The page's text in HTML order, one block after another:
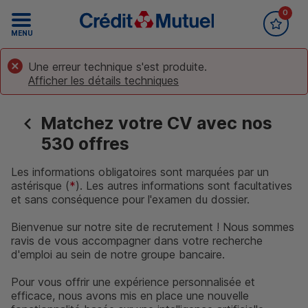
Accueil Crédit MutuelRecrutement
MENU
0
Une erreur technique s'est produite.
Afficher les détails techniques
Matchez votre CV avec nos
530 offres
Les informations obligatoires sont marquées par un
astérisque (*). Les autres informations sont facultatives
et sans conséquence pour l'examen du dossier.
Bienvenue sur notre site de recrutement ! Nous sommes
ravis de vous accompagner dans votre recherche
d'emploi au sein de notre groupe bancaire.
Pour vous offrir une expérience personnalisée et
efficace, nous avons mis en place une nouvelle